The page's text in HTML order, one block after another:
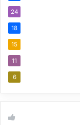
24
18
15
11
6